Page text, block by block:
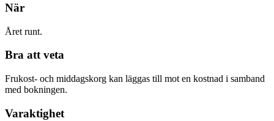
När
Året runt.
Bra att veta
Frukost- och middagskorg kan läggas till mot en kostnad i samband
med bokningen.
Varaktighet